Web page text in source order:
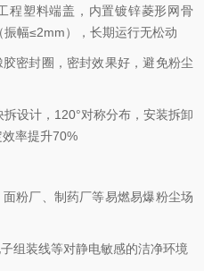
程塑料端盖，内置镀锌菱形网骨
幅≤2mm），长期运行无松动
密封圈，密封效果好，避免粉尘
拆设计，120°对称分布，安装拆卸
率提升70%
面粉厂、制药厂等易燃易爆粉尘场
子组装线等对静电敏感的洁净环境